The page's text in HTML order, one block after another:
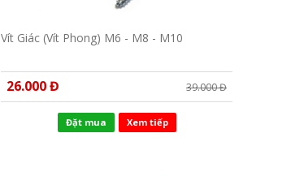
Vít Giác (Vít Phong) M6 - M8 - M10
26.000 Đ 39.000 Đ
Đặt mua Xem tiếp